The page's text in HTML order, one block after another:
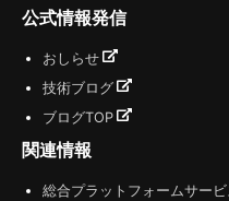
公式情報発信
おしらせ
技術ブログ
ブログTOP
関連情報
総合プラットフォームサー